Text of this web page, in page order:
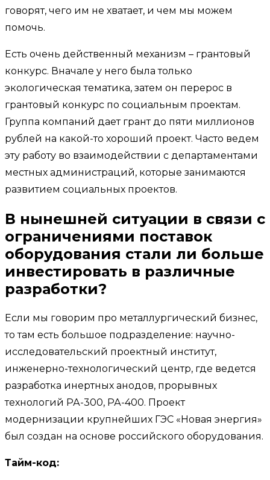
говорят, чего им не хватает, и чем мы можем
помочь.
Есть очень действенный механизм – грантовый
конкурс. Вначале у него была только
экологическая тематика, затем он перерос в
грантовый конкурс по социальным проектам.
Группа компаний дает грант до пяти миллионов
рублей на какой-то хороший проект. Часто ведем
эту работу во взаимодействии с департаментами
местных администраций, которые занимаются
развитием социальных проектов.
В нынешней ситуации в связи с
ограничениями поставок
оборудования стали ли больше
инвестировать в различные
разработки?
Если мы говорим про металлургический бизнес,
то там есть большое подразделение: научно-
исследовательский проектный институт,
инженерно-технологический центр, где ведется
разработка инертных анодов, прорывных
технологий РА-300, РА-400. Проект
модернизации крупнейших ГЭС «Новая энергия»
был создан на основе российского оборудования.
Тайм-код: